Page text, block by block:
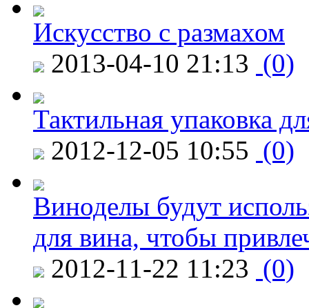
Искусство с размахом
2013-04-10 21:13 (0)
Тактильная упаковка
2012-12-05 10:55 (0)
Виноделы будут
для вина, чтобы
2012-11-22 11:23 (0)